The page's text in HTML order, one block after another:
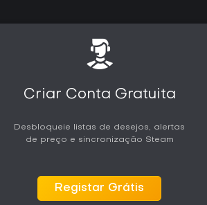
foco em furtividade, tiroteios, travessia por
focada em Star Wars sem exigir
Criar Conta Gratuita
Desbloqueie listas de desejos, alertas
de preço e sincronização Steam
Registar Grátis